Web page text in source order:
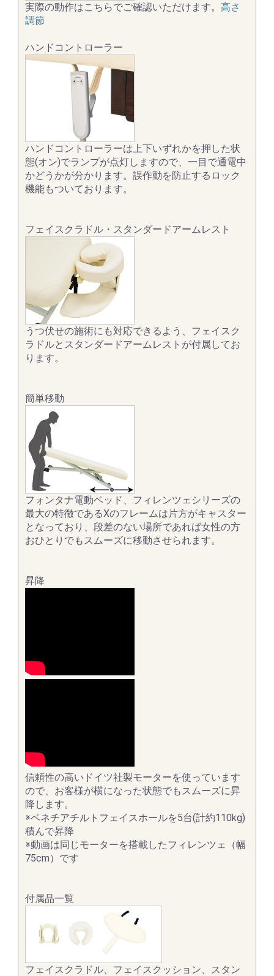
実際の動作はこちらでご確認いただけます。 高さ
調節
ハンドコントローラー
ハンドコントローラーは上下いずれかを押した状
態(オン)でランプが点灯しますので、一目で通電中
かどうかが分かります。誤作動を防止するロック
機能もついております。
フェイスクラドル・スタンダードアームレスト
うつ伏せの施術にも対応できるよう、フェイスク
ラドルとスタンダードアームレストが付属してお
ります。
簡単移動
フォンタナ電動ベッド、フィレンツェシリーズの
最大の特徴であるXのフレームは片方がキャスター
となっており、段差のない場所であれば女性の方
おひとりでもスムーズに移動させられます。
昇降
信頼性の高いドイツ社製モーターを使っています
ので、お客様が横になった状態でもスムーズに昇
降します。
※ベネチアチルトフェイスホールを5台(計約110kg)
積んで昇降
※動画は同じモーターを搭載したフィレンツェ（幅
75cm）です
付属品一覧
フェイスクラドル、フェイスクッション、スタン